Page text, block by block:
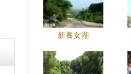
新養女湖